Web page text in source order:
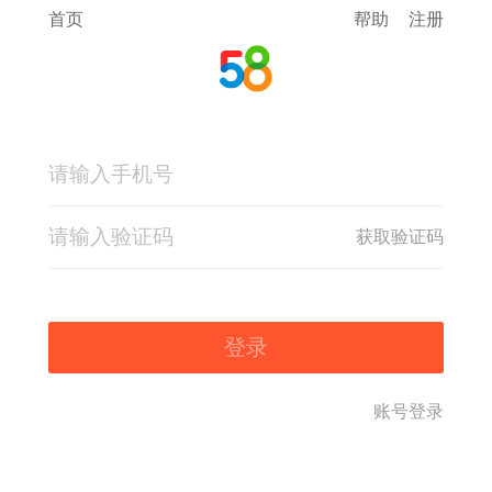
首页 帮助 注册
获取验证码
登录
账号登录